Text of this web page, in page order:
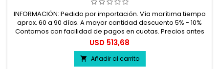
INFORMACIÓN: Pedido por importación. Vía marítima tiempo
aprox. 60 a 90 días. A mayor cantidad descuento 5% - 10%
Contamos con facilidad de pagos en cuotas. Precios antes
del impuesto. 100% seguro.
Precio
USD 513,68
 Añadir al carrito